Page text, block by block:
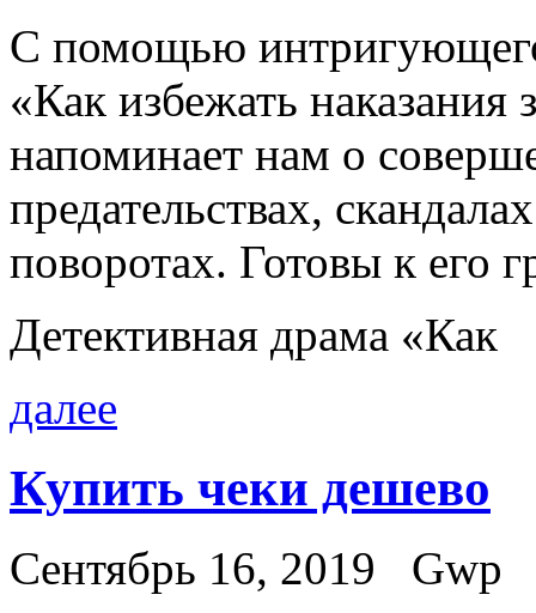
С помощью интригующего
«Как избежать наказания
напоминает нам о
предательствах,
поворотах. Готовы к его
Детективная драма «Как
далее
Купить чеки дешево
Сентябрь 16, 2019
Gwp